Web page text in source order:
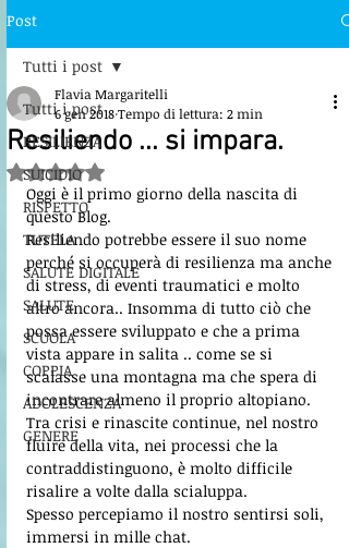
Post
Tutti i post
RESILIENZA
SUICIDIO
RISPETTO
TUTELA
SALUTE DIGITALE
SALUTE
SCUOLA
COPPIA
ADOLESCENZA
GENERE
Tutti i post
Resiliendo ... si impara.
Flavia Margaritelli
6 gen 2018Tempo di lettura: 2 min
Valutazione NaN stelle su 5.
Oggi è il primo giorno della nascita di
questo Blog.
Resiliendo potrebbe essere il suo nome
perché si occuperà di resilienza ma anche
di stress, di eventi traumatici e molto
altro ancora.. Insomma di tutto ciò che
possa essere sviluppato e che a prima
vista appare in salita .. come se si
scalasse una montagna ma che spera di
incontrare almeno il proprio altopiano.
Tra crisi e rinascite continue, nel nostro
fluire della vita, nei processi che la
contraddistinguono, è molto difficile
risalire a volte dalla scialuppa.
Spesso percepiamo il nostro sentirsi soli,
immersi in mille chat.